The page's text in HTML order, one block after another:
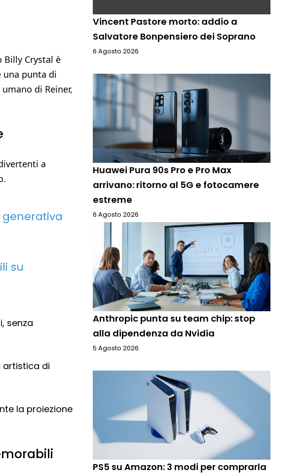
Billy Crystal è
una punta di
di Reiner,
a
generativa
su
senza
artistica di
la proiezione
Vincent Pastore morto: addio a
Salvatore Bonpensiero dei Soprano
6 Agosto 2026
Huawei Pura 90s Pro e Pro Max
arrivano: ritorno al 5G e fotocamere
estreme
6 Agosto 2026
Anthropic punta su team chip: stop
alla dipendenza da Nvidia
5 Agosto 2026
PS5 su Amazon: 3 modi per comprarla